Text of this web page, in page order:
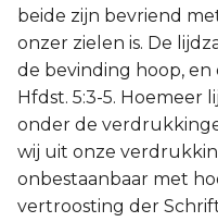
beide zijn bevriend
onzer zielen is. De
de bevinding hoop,
Hfdst. 5:3-5. Hoemeer
onder de
wij uit onze
onbestaanbaar met
vertroosting der